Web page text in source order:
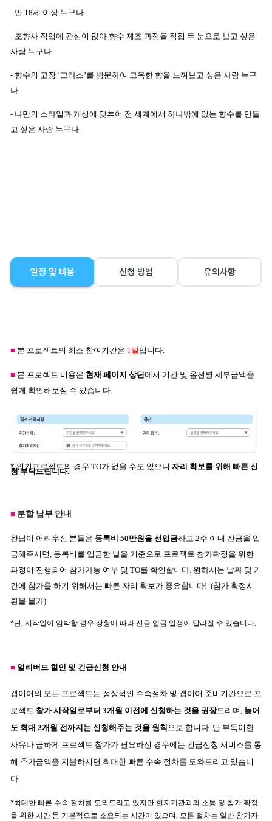
- 만 18세 이상 누구나
- 조향사 직업에 관심이 많아 향수 제조 과정을 직접 두 눈으로 보고 싶은
사람 누구나
- 향수의 고장 ‘그라스’를 방문하여 그윽한 향을 느껴보고 싶은 사람 누구
나
- 나만의 스타일과 개성에 맞추어 전 세계에서 하나밖에 없는 향수를 만들
고 싶은 사람 누구나
일정 및 비용 신청 방법 유의사항
■ 본 프로젝트의 최소 참여기간은 1일 입니다.
■ 본 프로젝트 비용은 현재 페이지 상단에서 기간 및 옵션별 세부금액을
쉽게 확인해보실 수 있습니다.
* 인기프로젝트의 경우 TO가 없을 수도 있으니 자리 확보를 위해 빠른 신
청 부탁드립니다.
■ 분할 납부 안내
완납이 어려우신 분들은 등록비 50만원을 선입금하고 2주 이내 잔금을 입
금해주시면, 등록비를 입금한 날을 기준으로 프로젝트 참가확정을 위한
과정이 진행되어 참가가능 여부 및 TO를 확인합니다. 원하시는 날짜 및 기
간에 참가를 하기 위해서는 빠른 자리 확보가 중요합니다! (참가 확정시
환불 불가)
*단, 시작일이 임박할 경우 상황에 따라 잔금 입금 일정이 달라질 수 있습니다.
■ 얼리버드 할인 및 긴급신청 안내
갭이어의 모든 프로젝트는 정상적인 수속절차 및 갭이어 준비기간으로 프
로젝트 참가 시작일로부터 3개월 이전에 신청하는 것을 권장드리며, 늦어
도 최대 2개월 전까지는 신청해주는 것을 원칙 으로 합니다. 단 부득이한
사유나 급하게 프로젝트 참가가 필요하신 경우에는 긴급신청 서비스를 통
해 추가금액을 지불하시면 최대한 빠른 수속 절차를 도와드리고 있습니
다.
*최대한 빠른 수속 절차를 도와드리고 있지만 현지기관과의 소통 및 참가 확정
을 위한 시간 등 기본적으로 소요되는 시간이 있으며, 모든 절차는 일반 참가자